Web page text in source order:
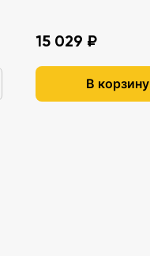
15 029 ₽
В корзину